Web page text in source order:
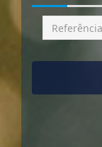
Busca
por